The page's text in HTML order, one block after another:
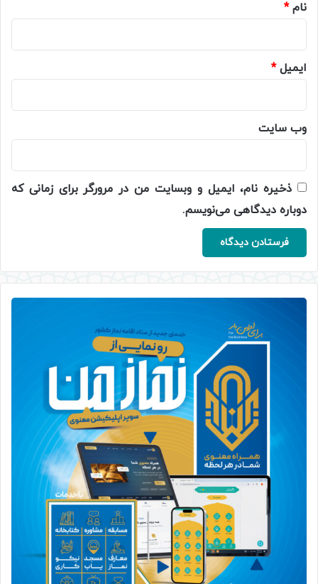
نام*
ایمیل*
وب‌ سایت
ذخیره نام، ایمیل و وبسایت من در مرورگر برای زمانی که
دوباره دیدگاهی می‌نویسم.